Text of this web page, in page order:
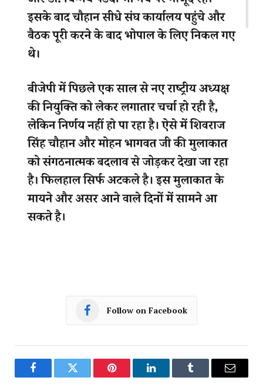
Follow on Facebook
FacebookTwitter Pinterest LinkedInTumblr Email